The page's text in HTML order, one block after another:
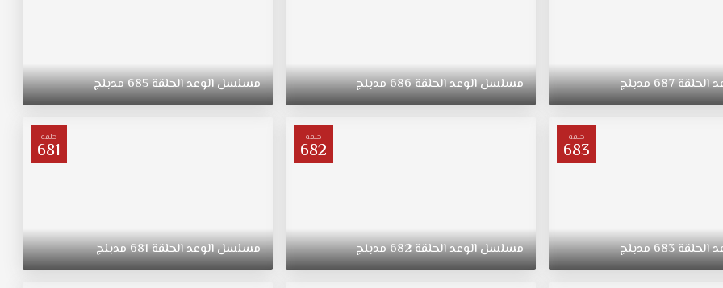
الحلقة687مدبلج مسلسلالوعدالحلقة686مدبلج مسلسلالوعدالحلقة685مدبلج
حلقة
683
الحلقة683مدبلج
حلقة
682
مسلسلالوعدالحلقة682مدبلج
حلقة
681
مسلسلالوعدالحلقة681مدبلج